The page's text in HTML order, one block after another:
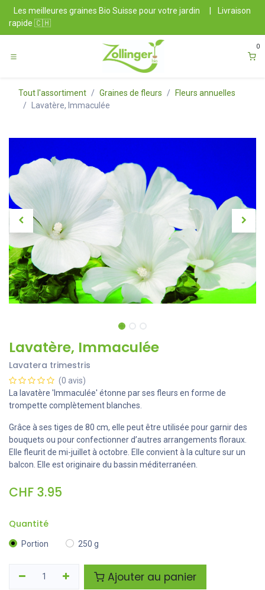
Se rendre au contenu
Les meilleures graines Bio Suisse pour votre jardin
Livraison
rapide 🇨🇭
0
Tout l'assortiment Graines de fleurs
Fleurs annuelles
Lavatère, Immaculée
Lavatère, Immaculée
Lavatera trimestris
(0 avis)
La lavatère 'Immaculée' étonne par ses fleurs en forme de
trompette complètement blanches.
Grâce à ses tiges de 80 cm, elle peut être utilisée pour garnir des
bouquets ou pour confectionner d’autres arrangements floraux.
Elle fleurit de mi-juillet à octobre. Elle convient à la culture sur un
balcon. Elle est originaire du bassin méditerranéen.
CHF 3.95
Quantité
Portion 250 g
Ajouter au panier